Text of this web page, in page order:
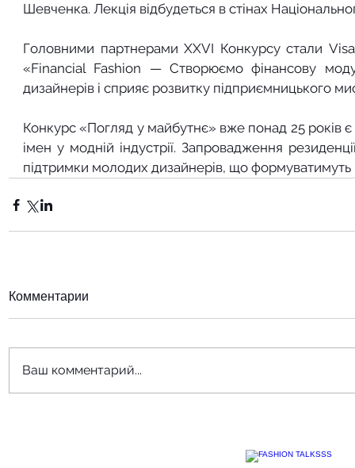
Шевченка. Лекція відбудеться в стінах
Головними партнерами XXVI Конкурсу стали
«Financial Fashion — Створюємо фінансову
дизайнерів і сприяє розвитку підприємницького
Конкурс «Погляд у майбутнє» вже понад 25 років
імен у модній індустрії. Запровадження
підтримки молодих дизайнерів, що формуватимуть
Комментарии
Ваш комментарий...